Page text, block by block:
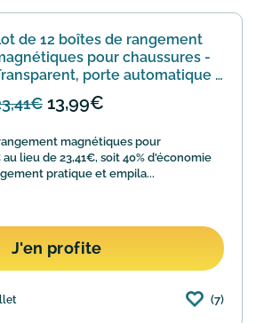
de 12 boîtes de rangement
pour chaussures -
porte automatique à
13,99€
magnétiques pour
lieu de 23,41€, soit 40% d'économie
pratique et empila...
J'en profite
(7)